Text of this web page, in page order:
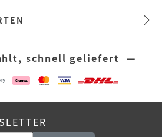
schnell geliefert —